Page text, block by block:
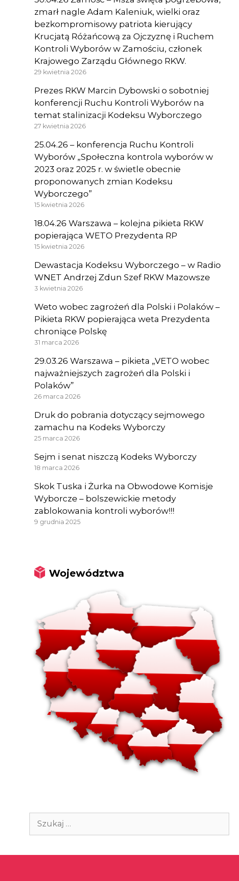
zmarł nagle Adam Kaleniuk, wielki oraz
bezkompromisowy patriota kierujący
Krucjatą Różańcową za Ojczyznę i Ruchem
Kontroli Wyborów w Zamościu, członek
Krajowego Zarządu Głównego RKW.
29 kwietnia 2026
Prezes RKW Marcin Dybowski o sobotniej
konferencji Ruchu Kontroli Wyborów na
temat stalinizacji Kodeksu Wyborczego
27 kwietnia 2026
25.04.26 – konferencja Ruchu Kontroli
Wyborów „Społeczna kontrola wyborów w
2023 oraz 2025 r. w świetle obecnie
proponowanych zmian Kodeksu
Wyborczego”
15 kwietnia 2026
18.04.26 Warszawa – kolejna pikieta RKW
popierająca WETO Prezydenta RP
15 kwietnia 2026
Dewastacja Kodeksu Wyborczego – w Radio
WNET Andrzej Zdun Szef RKW Mazowsze
3 kwietnia 2026
Weto wobec zagrożeń dla Polski i Polaków –
Pikieta RKW popierająca weta Prezydenta
chroniące Polskę
31 marca 2026
29.03.26 Warszawa – pikieta „VETO wobec
najważniejszych zagrożeń dla Polski i
Polaków”
26 marca 2026
Druk do pobrania dotyczący sejmowego
zamachu na Kodeks Wyborczy
25 marca 2026
Sejm i senat niszczą Kodeks Wyborczy
18 marca 2026
Skok Tuska i Żurka na Obwodowe Komisje
Wyborcze – bolszewickie metody
zablokowania kontroli wyborów!!!
9 grudnia 2025
Województwa
Szukaj: